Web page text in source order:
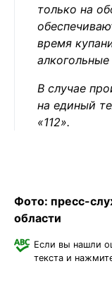
только на
время
алкогольные
В случае
на единый
«112».
Фото: пресс-
области
Если вы нашли
текста и